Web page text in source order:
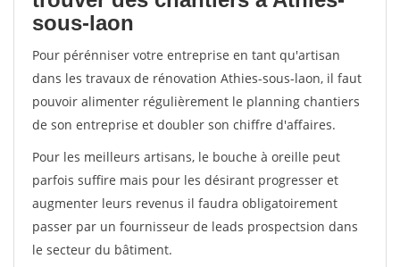
sous-laon
Pour pérénniser votre entreprise en tant qu'artisan
dans les travaux de rénovation Athies-sous-laon, il faut
pouvoir alimenter régulièrement le planning chantiers
de son entreprise et doubler son chiffre d'affaires.
Pour les meilleurs artisans, le bouche à oreille peut
parfois suffire mais pour les désirant progresser et
augmenter leurs revenus il faudra obligatoirement
passer par un fournisseur de leads prospectsion dans
le secteur du bâtiment.